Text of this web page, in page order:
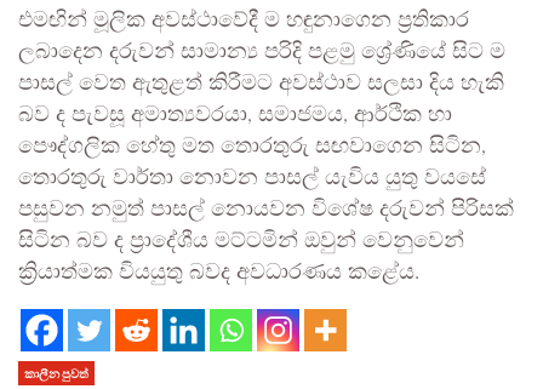
එමඟින් මූලික අවස්ථාවේදී ම හඳුනාගෙන ප්‍රතිකාර
ලබාදෙන දරුවන් සාමාන්‍ය පරිදි පළමු ශ්‍රේණියේ සිට ම
පාසල් වෙත ඇතුළත් කිරීමට අවස්ථාව සලසා දිය හැකි
බව ද පැවසූ අමාත්‍යවරයා, සමාජමය, ආර්ථික හා
පෞද්ගලික හේතු මත තොරතුරු සඟවාගෙන සිටින,
තොරතුරු වාර්තා නොවන පාසල් යැවිය යුතු වයසේ
පසුවන නමුත් පාසල් නොයවන විශේෂ දරුවන් පිරිසක්
සිටින බව ද ප්‍රාදේශීය මට්ටමින් ඔවුන් වෙනුවෙන්
ක්‍රියාත්මක වියයුතු බවද අවධාරණය කළේය.
කාලීන පුවත්